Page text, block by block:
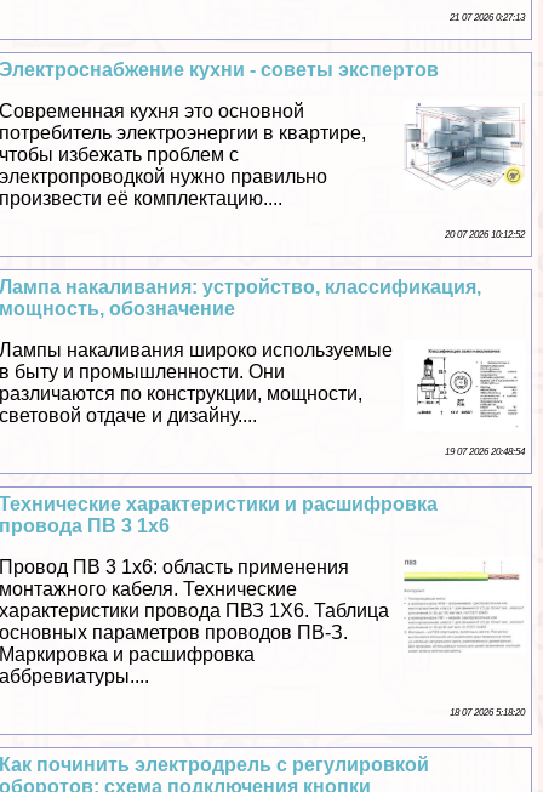
21 07 2026 0:27:13
Электроснабжение кухни - советы экспертов
Современная кухня это основной
потребитель электроэнергии в квартире,
чтобы избежать проблем с
электропроводкой нужно правильно
произвести её комплектацию....
20 07 2026 10:12:52
Лампа накаливания: устройство, классификация,
мощность, обозначение
Лампы накаливания широко используемые
в быту и промышленности. Они
различаются по конструкции, мощности,
световой отдаче и дизайну....
19 07 2026 20:48:54
Технические хаpaктеристики и расшифровка
провода ПВ 3 1х6
Провод ПВ 3 1х6: область применения
монтажного кабеля. Технические
хаpaктеристики провода ПВЗ 1Х6. Таблица
основных параметров проводов ПВ-З.
Маркировка и расшифровка
аббревиатуры....
18 07 2026 5:18:20
Как починить электродрель с регулировкой
оборотов: схема подключения кнопки